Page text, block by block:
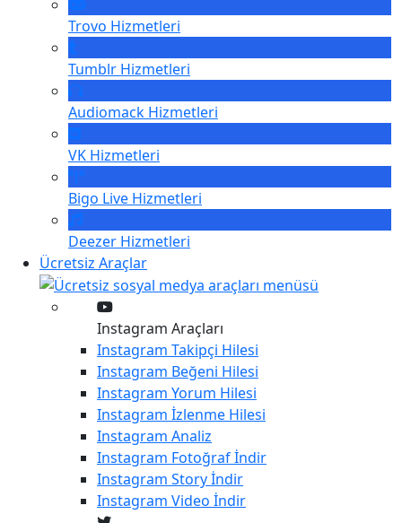
Trovo Hizmetleri
Tumblr Hizmetleri
Audiomack Hizmetleri
VK Hizmetleri
Bigo Live Hizmetleri
Deezer Hizmetleri
Ücretsiz Araçlar
Instagram Araçları
Instagram Takipçi Hilesi
Instagram Beğeni Hilesi
Instagram Yorum Hilesi
Instagram İzlenme Hilesi
Instagram Analiz
Instagram Fotoğraf İndir
Instagram Story İndir
Instagram Video İndir